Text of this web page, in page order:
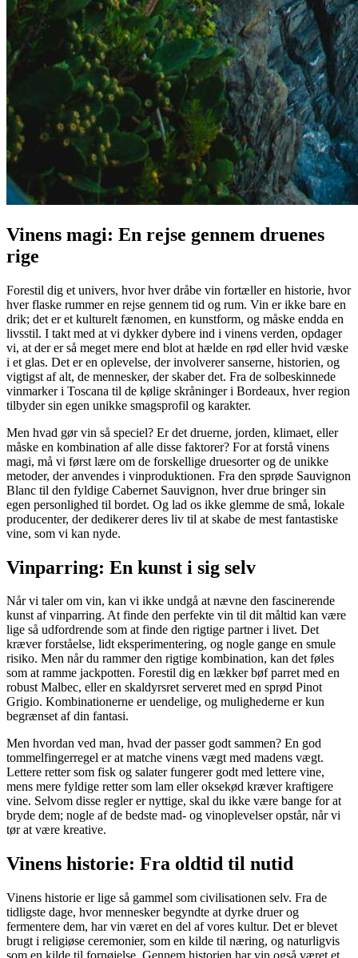
Vinens magi: En rejse gennem druenes
rige
Forestil dig et univers, hvor hver dråbe vin fortæller en historie, hvor
hver flaske rummer en rejse gennem tid og rum. Vin er ikke bare en
drik; det er et kulturelt fænomen, en kunstform, og måske endda en
livsstil. I takt med at vi dykker dybere ind i vinens verden, opdager
vi, at der er så meget mere end blot at hælde en rød eller hvid væske
i et glas. Det er en oplevelse, der involverer sanserne, historien, og
vigtigst af alt, de mennesker, der skaber det. Fra de solbeskinnede
vinmarker i Toscana til de kølige skråninger i Bordeaux, hver region
tilbyder sin egen unikke smagsprofil og karakter.
Men hvad gør vin så speciel? Er det druerne, jorden, klimaet, eller
måske en kombination af alle disse faktorer? For at forstå vinens
magi, må vi først lære om de forskellige druesorter og de unikke
metoder, der anvendes i vinproduktionen. Fra den sprøde Sauvignon
Blanc til den fyldige Cabernet Sauvignon, hver drue bringer sin
egen personlighed til bordet. Og lad os ikke glemme de små, lokale
producenter, der dedikerer deres liv til at skabe de mest fantastiske
vine, som vi kan nyde.
Vinparring: En kunst i sig selv
Når vi taler om vin, kan vi ikke undgå at nævne den fascinerende
kunst af vinparring. At finde den perfekte vin til dit måltid kan være
lige så udfordrende som at finde den rigtige partner i livet. Det
kræver forståelse, lidt eksperimentering, og nogle gange en smule
risiko. Men når du rammer den rigtige kombination, kan det føles
som at ramme jackpotten. Forestil dig en lækker bøf parret med en
robust Malbec, eller en skaldyrsret serveret med en sprød Pinot
Grigio. Kombinationerne er uendelige, og mulighederne er kun
begrænset af din fantasi.
Men hvordan ved man, hvad der passer godt sammen? En god
tommelfingerregel er at matche vinens vægt med madens vægt.
Lettere retter som fisk og salater fungerer godt med lettere vine,
mens mere fyldige retter som lam eller oksekød kræver kraftigere
vine. Selvom disse regler er nyttige, skal du ikke være bange for at
bryde dem; nogle af de bedste mad- og vinoplevelser opstår, når vi
tør at være kreative.
Vinens historie: Fra oldtid til nutid
Vinens historie er lige så gammel som civilisationen selv. Fra de
tidligste dage, hvor mennesker begyndte at dyrke druer og
fermentere dem, har vin været en del af vores kultur. Det er blevet
brugt i religiøse ceremonier, som en kilde til næring, og naturligvis